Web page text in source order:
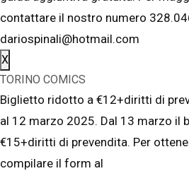
contattare il nostro numero
dariospinali@hotmail.com
X
TORINO COMICS
Biglietto ridotto a €12+diritti di
al 12 marzo 2025. Dal 13 marzo il
€15+diritti di prevendita. Per
compilare il form al